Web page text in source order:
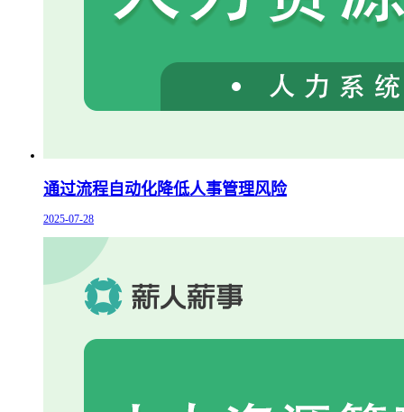
通过流程自动化降低人事管理风险
2025-07-28